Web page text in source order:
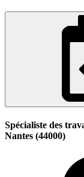
Spécialiste des
Nantes (44000)